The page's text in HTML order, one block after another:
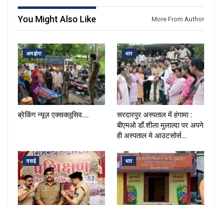
You Might Also Like More From Author
अमझेरा
ब्रेकिंग न्यूज़ एक्सक्लूसिव.…
धार
सरदारपुर अस्पताल में हंगामा :
बीएमओ डाँ.शीला मुलाल्दा पर अपने
ही अस्पताल मे आउटसोर्स…
दसई धार